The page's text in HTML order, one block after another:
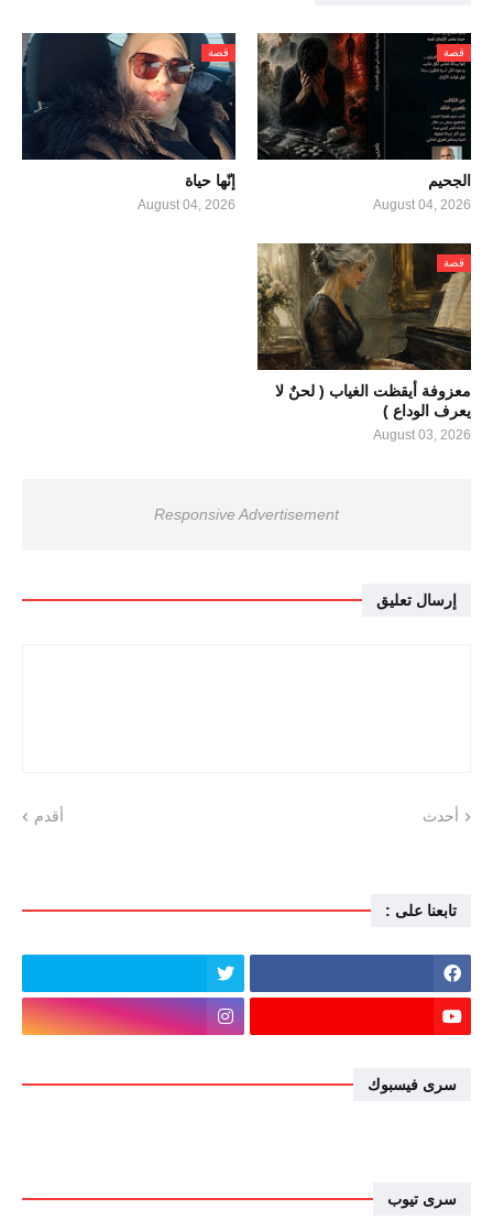
قصة
الجحيم
August 04, 2026
قصة
إنّها حياة
August 04, 2026
قصة
معزوفة أيقظت الغياب ( لحنٌ لا
يعرف الوداع )
August 03, 2026
Responsive Advertisement
إرسال تعليق
أحدث أقدم
تابعنا على :
سرى فيسبوك
سرى تيوب